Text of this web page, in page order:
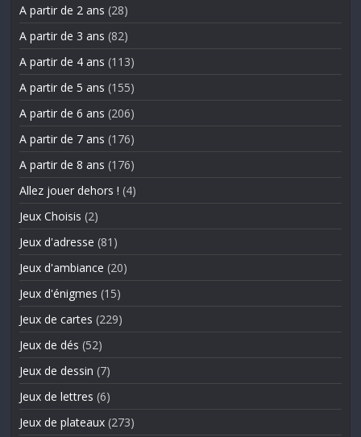
A partir de 2 ans (28)
A partir de 3 ans (82)
A partir de 4 ans (113)
A partir de 5 ans (155)
A partir de 6 ans (206)
A partir de 7 ans (176)
A partir de 8 ans (176)
Allez jouer dehors ! (4)
Jeux Choisis (2)
Jeux d'adresse (81)
Jeux d'ambiance (20)
Jeux d'énigmes (15)
Jeux de cartes (229)
Jeux de dés (52)
Jeux de dessin (7)
Jeux de lettres (6)
Jeux de plateaux (273)